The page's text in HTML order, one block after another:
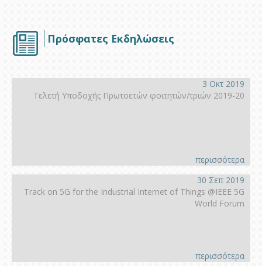
Πρόσφατες Εκδηλώσεις
3 Οκτ 2019
Τελετή Υποδοχής Πρωτοετών φοιτητών/τριών 2019-20
περισσότερα
30 Σεπ 2019
Track on 5G for the Industrial Internet of Things @IEEE 5G
World Forum
περισσότερα